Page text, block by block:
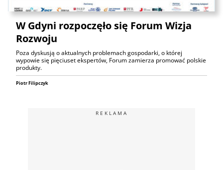
W Gdyni rozpoczęło się Forum Wizja
Rozwoju
Poza dyskusją o aktualnych problemach gospodarki, o której
wypowie się pięciuset ekspertów, Forum zamierza promować polskie
produkty.
Piotr Filipczyk
REKLAMA